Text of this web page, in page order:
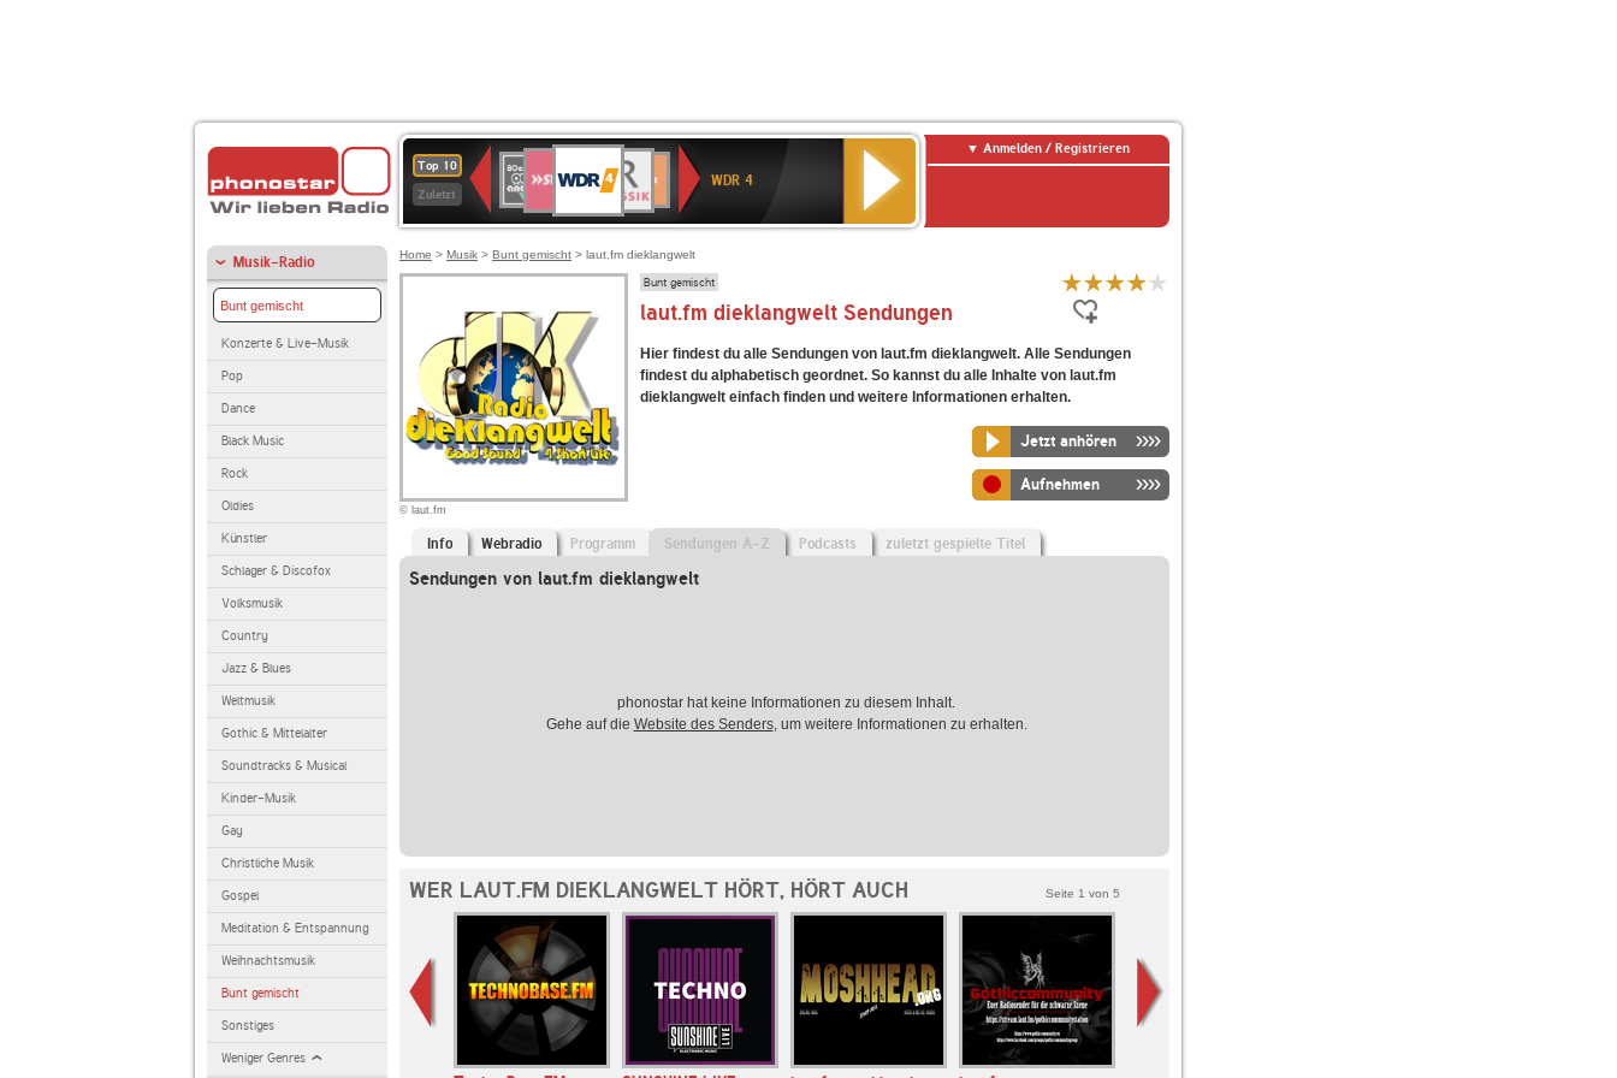
Top 10
Zuletzt
Deutschlandfunk
80er
90er
OLDIE
ANTENNE
4
KLASSIK
Deutschlandfunk
Kultur
Kultur
2
WDR 4
Anmelden / Registrieren
Musik-Radio
Bunt gemischt
Konzerte & Live-Musik
Pop
Dance
Black Music
Rock
Oldies
Künstler
Schlager & Discofox
Volksmusik
Country
Jazz & Blues
Weltmusik
Gothic & Mittelalter
Soundtracks & Musical
Kinder-Musik
Gay
Christliche Musik
Gospel
Meditation & Entspannung
Weihnachtsmusik
Bunt gemischt
Sonstiges
Weniger Genres
Home > Musik > Bunt gemischt > laut.fm dieklangwelt
© laut.fm
Bunt gemischt
laut.fm dieklangwelt Sendungen
Hier findest du alle Sendungen von laut.fm dieklangwelt. Alle Sendungen
findest du alphabetisch geordnet. So kannst du alle Inhalte von laut.fm
dieklangwelt einfach finden und weitere Informationen erhalten.
Jetzt anhören
Aufnehmen
Info Webradio Programm Sendungen A-Z Podcasts zuletzt gespielte Titel
Sendungen von laut.fm dieklangwelt
phonostar hat keine Informationen zu diesem Inhalt.
Gehe auf die Website des Senders, um weitere Informationen zu erhalten.
WER LAUT.FM DIEKLANGWELT HÖRT, HÖRT AUCH Seite 1 von 5